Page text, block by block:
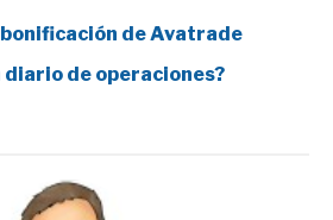
de Avatrade
diario de operaciones?